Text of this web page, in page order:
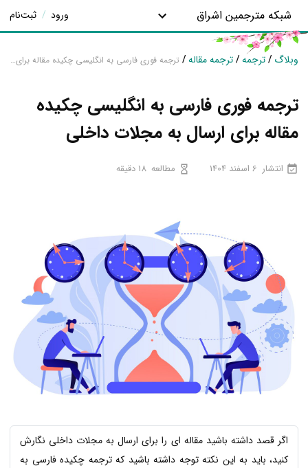
شبکه مترجمین اشراق ورود / ثبت‌نام
وبلاگ /ترجمه/ترجمه مقاله/ ترجمه فوری فارسی به انگلیسی چکیده مقاله برای ارسال به مجلات داخلی
ترجمه فوری فارسی به انگلیسی چکیده
مقاله برای ارسال به مجلات داخلی
انتشار 6 اسفند 1404 مطالعه 18 دقیقه
اگر قصد داشته باشید مقاله ای را برای ارسال به مجلات داخلی نگارش
کنید، باید به این نکته توجه داشته باشید که ترجمه چکیده فارسی به